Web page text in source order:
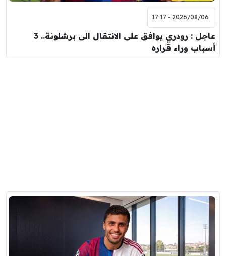
2026/08/06 - 17:17
عاجل : رودري يوافق على الانتقال الى برشلونة.. 3
أسباب وراء قراره